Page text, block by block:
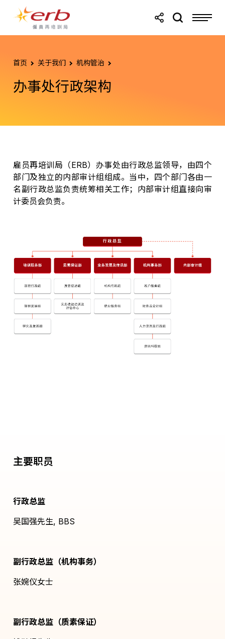
跳转至主要内容
首页 关于我们 机构管治
办事处行政架构
雇员再培训局（ERB）办事处由行政总监领导，由四个
部门及独立的内部审计组组成。当中，四个部门各由一
名副行政总监负责统筹相关工作；内部审计组直接向审
计委员会负责。
主要职员
行政总监
吴国强先生, BBS
副行政总监（机构事务）
张婉仪女士
副行政总监（质素保证）